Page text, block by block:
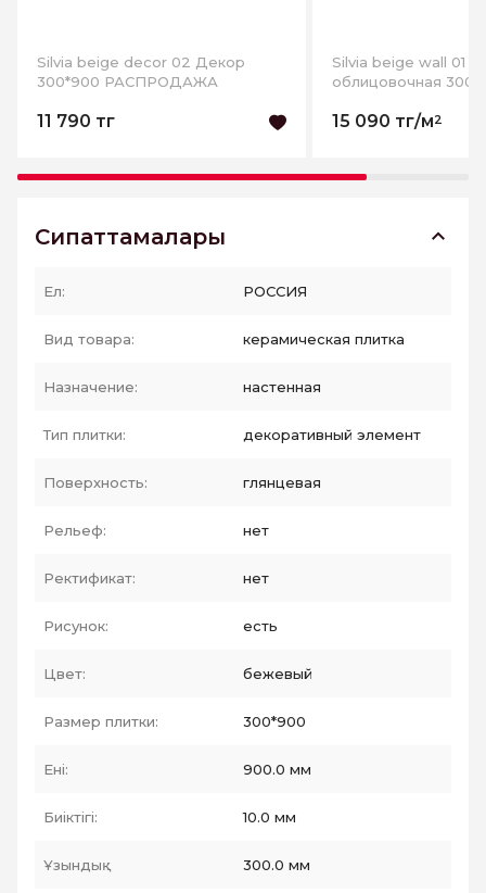
Silvia beige decor 02 Декор
300*900 РАСПРОДАЖА
11 790 тг
Silvia beige wall 01
облицовочная
15 090 тг/м2
Сипаттамалары
Ел: РОССИЯ
Вид товара: керамическая плитка
Назначение: настенная
Тип плитки: декоративный элемент
Поверхность: глянцевая
Рельеф: нет
Ректификат: нет
Рисунок: есть
Цвет: бежевый
Размер плитки: 300*900
Ені: 900.0 мм
Биіктігі: 10.0 мм
Ұзындық : 300.0 мм